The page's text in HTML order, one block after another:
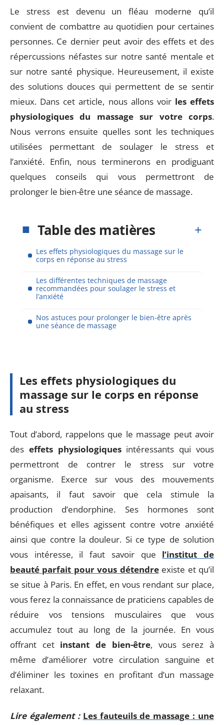
Le stress est devenu un fléau moderne qu’il
convient de combattre au quotidien pour certaines
personnes. Ce dernier peut avoir des effets et des
répercussions néfastes sur notre santé mentale et
sur notre santé physique. Heureusement, il existe
des solutions douces qui permettent de se sentir
mieux. Dans cet article, nous allons voir les effets
physiologiques du massage sur votre corps.
Nous verrons ensuite quelles sont les techniques
utilisées permettant de soulager le stress et
l’anxiété. Enfin, nous terminerons en prodiguant
quelques conseils qui vous permettront de
prolonger le bien-être une séance de massage.
Table des matières
Les effets physiologiques du massage sur le
corps en réponse au stress
Les différentes techniques de massage
recommandées pour soulager le stress et
l’anxiété
Nos astuces pour prolonger le bien-être après
une séance de massage
Les effets physiologiques du
massage sur le corps en réponse
au stress
Tout d’abord, rappelons que le massage peut avoir
des effets physiologiquesintéressants qui vous
permettront de contrer le stress sur votre
organisme. Exerce sur vous des mouvements
apaisants, il faut savoir que cela stimule la
production d’endorphine. Ses hormones sont
bénéfiques et elles agissent contre votre anxiété
ainsi que contre la douleur. Si ce type de solution
vous intéresse, il faut savoir que l’institut de
beauté parfait pour vous détendreexiste et qu’il
se situe à Paris. En effet, en vous rendant sur place,
vous ferez la connaissance de praticiens capables de
réduire vos tensions musculaires que vous
accumulez tout au long de la journée. En vous
offrant cet instant de bien-être, vous serez à
même d’améliorer votre circulation sanguine et
d’éliminer les toxines en profitant d’un massage
relaxant.
Lire également : Les fauteuils de massage : une